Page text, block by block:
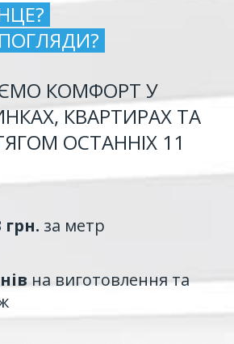
КОМФОРТ У
КВАРТИРАХ ТА
ОСТАННІХ 11
грн. за метр
на виготовлення та